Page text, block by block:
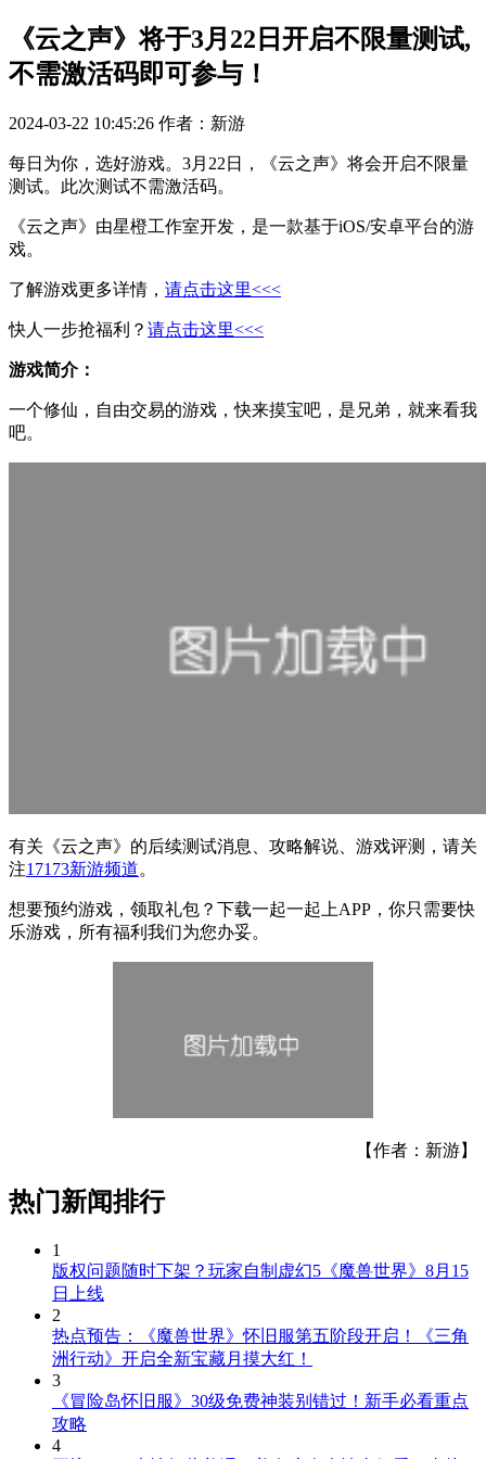
《云之声》将于3月22日开启不限量测试,
不需激活码即可参与！
2024-03-22 10:45:26 作者：新游
每日为你，选好游戏。3月22日，《云之声》将会开启不限量
测试。此次测试不需激活码。
《云之声》由星橙工作室开发，是一款基于iOS/安卓平台的游
戏。
了解游戏更多详情， 请点击这里<<<
快人一步抢福利？ 请点击这里<<<
游戏简介：
一个修仙，自由交易的游戏，快来摸宝吧，是兄弟，就来看我
吧。
有关 《云之声》 的后续测试消息、攻略解说、游戏评测，请关
注17173新游频道。
想要预约游戏，领取礼包？下载一起一起上APP，你只需要快
乐游戏，所有福利我们为您办妥。
【作者：新游】
热门新闻排行
1
版权问题随时下架？玩家自制虚幻5《魔兽世界》8月15
日上线
2
热点预告：《魔兽世界》怀旧服第五阶段开启！《三角
洲行动》开启全新宝藏月摸大红！
3
《冒险岛怀旧服》30级免费神装别错过！新手必看重点
攻略
4